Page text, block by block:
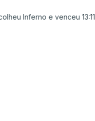
Inferno e venceu 13:11